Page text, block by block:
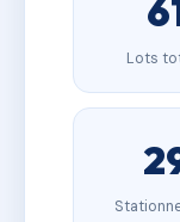
61
Lots